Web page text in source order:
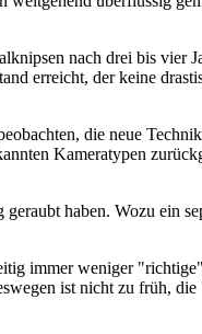
nach drei bis vier
erreicht, der keine
die neue
Kameratypen
haben. Wozu ein
immer weniger
ist nicht zu früh,